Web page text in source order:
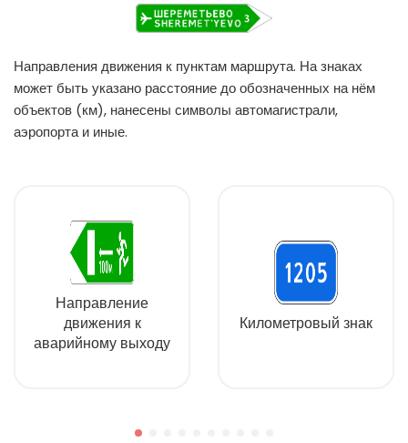
Направления движения к пунктам маршрута. На знаках
может быть указано расстояние до обозначенных на нём
объектов (км), нанесены символы автомагистрали,
аэропорта и иные.
Направление
движения к
аварийному выходу
Километровый знак